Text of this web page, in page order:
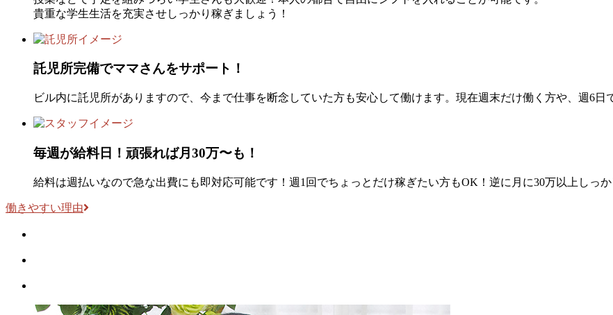
貴重な学生生活を充実させしっかり稼ぎましょう！
託児所完備でママさんをサポート！
ビル内に託児所がありますので、今まで仕事を断念していた方も安心して働けます。現在週末だけ働く方や、週6日
毎週が給料日！頑張れば月30万〜も！
給料は週払いなので急な出費にも即対応可能です！週1回でちょっとだけ稼ぎたい方もOK！逆に月に30万以上しっ
働きやすい理由